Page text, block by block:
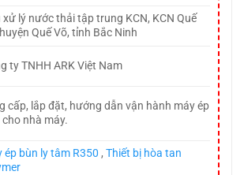
xử lý nước thải tập trung KCN, KCN Quế
Quế Võ, tỉnh Bắc Ninh
ty TNHH ARK Việt Nam
cấp, lắp đặt, hướng dẫn vận hành máy ép
cho nhà máy.
ép bùn ly tâm R350 ,Thiết bị hòa tan